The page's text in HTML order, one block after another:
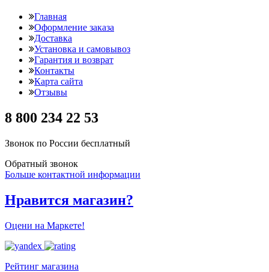
Главная
Оформление заказа
Доставка
Установка и самовывоз
Гарантия и возврат
Контакты
Карта сайта
Отзывы
8 800 234 22 53
Звонок по России бесплатный
Обратный звонок
Больше контактной информации
Нравится магазин?
Оцени на Маркете!
Рейтинг магазина